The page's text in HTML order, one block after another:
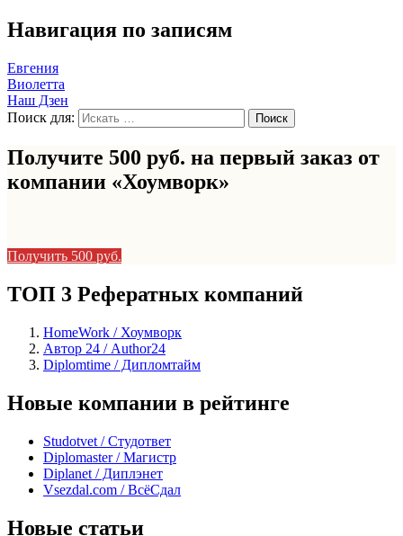
Навигация по записям
Евгения
Виолетта
Наш Дзен
Поиск для:
Получите 500 руб. на первый заказ от
компании «Хоумворк»
Получить 500 руб.
ТОП 3 Рефератных компаний
HomeWork / Хоумворк
Автор 24 / Author24
Diplomtime / Дипломтайм
Новые компании в рейтинге
Studotvet / Студответ
Diplomaster / Магистр
Diplanet / Диплэнет
Vsezdal.com / ВсёСдал
Новые статьи